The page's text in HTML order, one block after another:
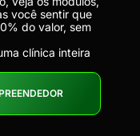
você sentir que
do valor, sem
clínica inteira